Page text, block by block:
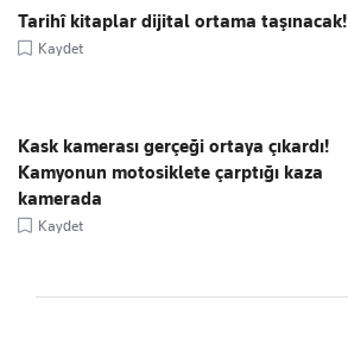
Tarihî kitaplar dijital ortama taşınacak!
Kaydet
Kask kamerası gerçeği ortaya çıkardı!
Kamyonun motosiklete çarptığı kaza
kamerada
Kaydet